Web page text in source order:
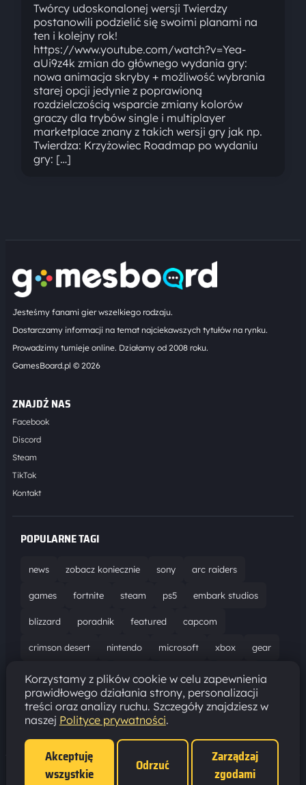
Twórcy udoskonalonej wersji Twierdzy
postanowili podzielić się swoimi planami na
ten i kolejny rok!
https://www.youtube.com/watch?v=Yea-
aUi9z4k zmian do głównego wydania gry:
nowa animacja skryby + możliwość wybrania
starej opcji jedynie z poprawioną
rozdzielczością wsparcie zmiany kolorów
graczy dla trybów single i multiplayer
marketplace znany z takich wersji gry jak np.
Twierdza: Krzyżowiec Roadmap po wydaniu
gry: […]
Jesteśmy fanami gier wszelkiego rodzaju.
Dostarczamy informacji na temat najciekawszych tytułów na rynku.
Prowadzimy turnieje online. Działamy od 2008 roku.
GamesBoard.pl © 2026
ZNAJDŹ NAS
Facebook
Discord
Steam
TikTok
Kontakt
POPULARNE TAGI
news zobacz koniecznie sony arc raiders
games fortnite steam ps5 embark studios
blizzard poradnik featured capcom
crimson desert nintendo microsoft xbox gear
world of warcraft solucja marathon ubisoft
bungie recenzja resident evil requiem gaming
aktualizacja pc epic games
Polityka prywatności ·
Korzystamy z plików cookie w celu zapewnienia
prawidłowego działania strony, personalizacji
treści oraz analizy ruchu. Szczegóły znajdziesz w
naszej Polityce prywatności.
Akceptuję
wszystkie
Odrzuć
Zarządzaj
zgodami